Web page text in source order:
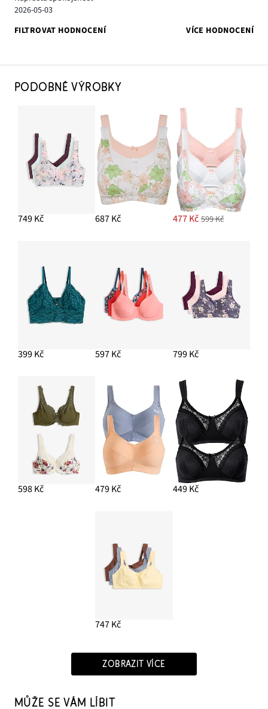
2026-05-03
FILTROVAT HODNOCENÍ
VÍCE HODNOCENÍ
PODOBNÉ VÝROBKY
749 Kč 687 Kč 477 Kč 599 Kč
399 Kč 597 Kč 799 Kč
598 Kč 479 Kč 449 Kč
747 Kč
ZOBRAZIT VÍCE
MŮŽE SE VÁM LÍBIT